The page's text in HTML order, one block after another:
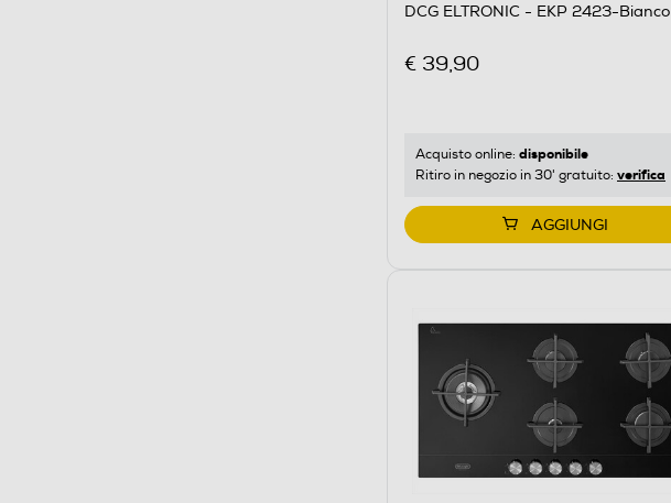
DCG ELTRONIC - EKP 2423-Bianco
€ 39,90
Acquisto online: disponibile
Ritiro in negozio in 30' gratuito: verifica
AGGIUNGI